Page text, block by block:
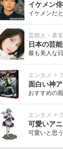
イケメン
イケメンだ
芸能人・著
日本の芸
最も美人な
エンタメ >
面白い神
おすすめの
エンタメ >
可愛いア
可愛いと思